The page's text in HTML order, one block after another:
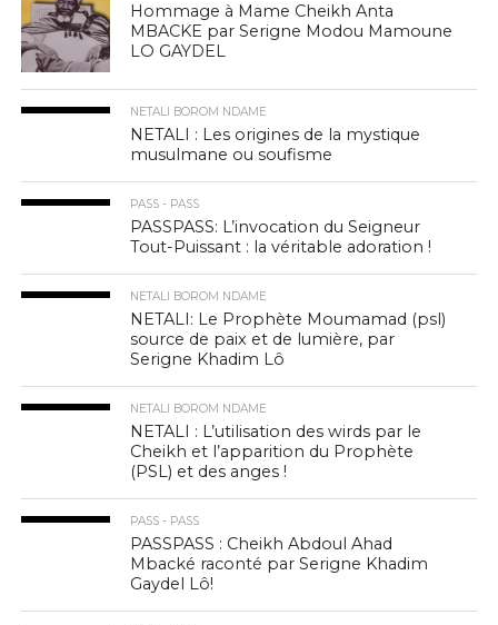
Hommage à Mame Cheikh Anta
MBACKE par Serigne Modou Mamoune
LO GAYDEL
NETALI BOROM NDAME
NETALI : Les origines de la mystique
musulmane ou soufisme
PASS - PASS
PASSPASS: L’invocation du Seigneur
Tout-Puissant : la véritable adoration !
NETALI BOROM NDAME
NETALI: Le Prophète Moumamad (psl)
source de paix et de lumière, par
Serigne Khadim Lô
NETALI BOROM NDAME
NETALI : L’utilisation des wirds par le
Cheikh et l’apparition du Prophète
(PSL) et des anges !
PASS - PASS
PASSPASS : Cheikh Abdoul Ahad
Mbacké raconté par Serigne Khadim
Gaydel Lô!